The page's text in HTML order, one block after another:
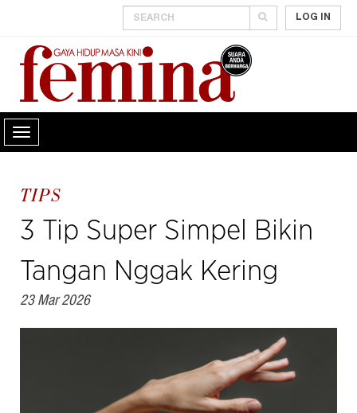
LOG IN
TIPS
3 Tip Super Simpel Bikin
Tangan Nggak Kering
23 Mar 2026